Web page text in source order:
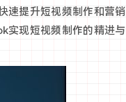
速提升短视频制作和营销
实现短视频制作的精进与